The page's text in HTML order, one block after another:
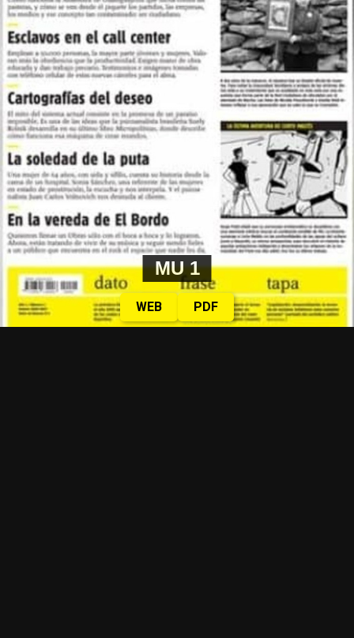
MU 1
WEB PDF